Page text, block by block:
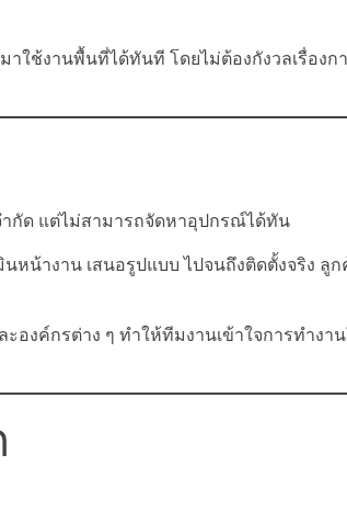
ใช้งานพื้นที่ได้ทันที โดยไม่ต้องกังวลเรื่องก
ำกัด แต่ไม่สามารถจัดหาอุปกรณ์ได้ทัน
หน้างาน เสนอรูปแบบ ไปจนถึงติดตั้งจริง ลูก
องค์กรต่าง ๆ ทำให้ทีมงานเข้าใจการทำงา